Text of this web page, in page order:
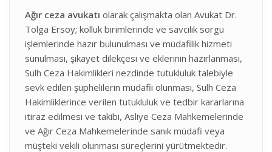
Ağır ceza avukatı olarak çalışmakta olan Avukat Dr.
Tolga Ersoy; kolluk birimlerinde ve savcılık sorgu
işlemlerinde hazır bulunulması ve müdafilik hizmeti
sunulması, şikayet dilekçesi ve eklerinin hazırlanması,
Sulh Ceza Hakimlikleri nezdinde tutukluluk talebiyle
sevk edilen şüphelilerin müdafii olunması, Sulh Ceza
Hakimliklerince verilen tutukluluk ve tedbir kararlarına
itiraz edilmesi ve takibi, Asliye Ceza Mahkemelerinde
ve Ağır Ceza Mahkemelerinde sanık müdafi veya
müşteki vekili olunması süreçlerini yürütmektedir.